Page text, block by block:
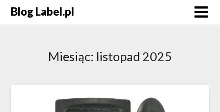
Blog Label.pl
Miesiąc: listopad 2025